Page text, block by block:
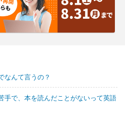
なんて言うの？
手で、本を読んだことがないって英語